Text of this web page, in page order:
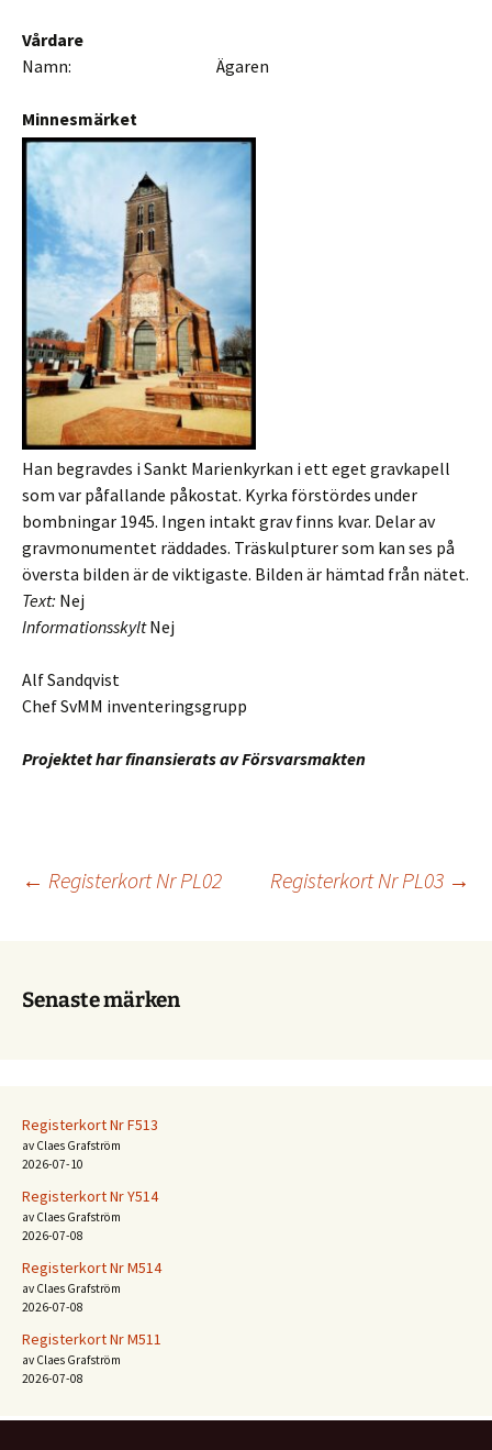
Vårdare
Namn: Ägaren
Minnesmärket
Han begravdes i Sankt Marienkyrkan i ett eget gravkapell
som var påfallande påkostat. Kyrka förstördes under
bombningar 1945. Ingen intakt grav finns kvar. Delar av
gravmonumentet räddades. Träskulpturer som kan ses på
översta bilden är de viktigaste. Bilden är hämtad från nätet.
Text: Nej
InformationsskyltNej
Alf Sandqvist
Chef SvMM inventeringsgrupp
Projektet har finansierats av Försvarsmakten
Inläggsnavigering
← Registerkort Nr PL02 Registerkort Nr PL03 →
Senaste märken
Registerkort Nr F513
av Claes Grafström
2026-07-10
Registerkort Nr Y514
av Claes Grafström
2026-07-08
Registerkort Nr M514
av Claes Grafström
2026-07-08
Registerkort Nr M511
av Claes Grafström
2026-07-08